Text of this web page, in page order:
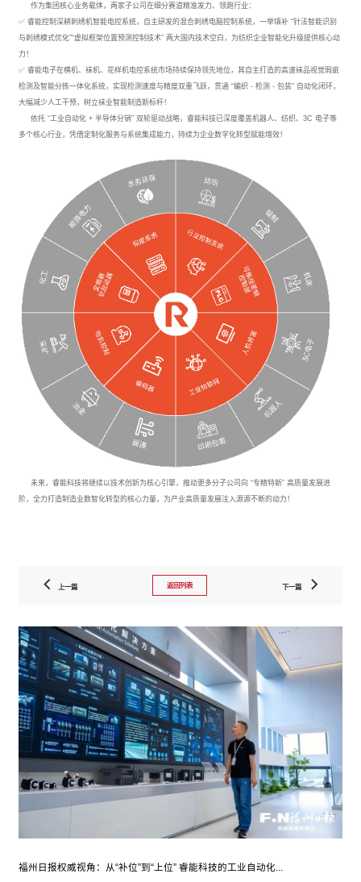
作为集团核心业务载体，两家子公司在细分赛道精准发力、领跑行业：
✅ 睿能控制深耕刺绣机智能电控系统，自主研发的混合刺绣电脑控制系统，一举填补 “针法智能识别
与刺绣模式优化”“虚拟框架位置预测控制技术” 两大国内技术空白，为纺织企业智能化升级提供核心动
力！
✅ 睿能电子在横机、袜机、花样机电控系统市场持续保持领先地位，其自主打造的高速袜品视觉瑕疵
检测及智能分拣一体化系统，实现检测速度与精度双重飞跃，贯通 “编织 - 检测 - 包装” 自动化闭环，
大幅减少人工干预，树立袜业智能制造新标杆！
依托 “工业自动化 + 半导体分销” 双轮驱动战略，睿能科技已深度覆盖机器人、纺织、3C 电子等
多个核心行业，凭借定制化服务与系统集成能力，持续为企业数字化转型赋能增效！
未来，睿能科技将继续以技术创新为核心引擎，推动更多分子公司向 “专精特新” 高质量发展进
阶，全力打造制造业数智化转型的核心力量，为产业高质量发展注入源源不断的动力！
上一篇 返回列表 下一篇
福州日报权威视角：从“补位”到“上位” 睿能科技的工业自动化...